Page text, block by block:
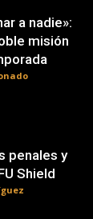
a nadie»:
misión
penales y
Shield